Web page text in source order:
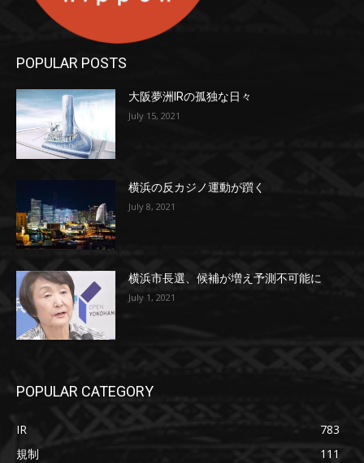
POPULAR POSTS
大阪夢洲IRの孤独な日々
July 15, 2021
横浜の反カジノ運動が躓く
July 8, 2021
横浜市長選、候補が増え予測不可能に
July 1, 2021
POPULAR CATEGORY
IR
783
規制
111